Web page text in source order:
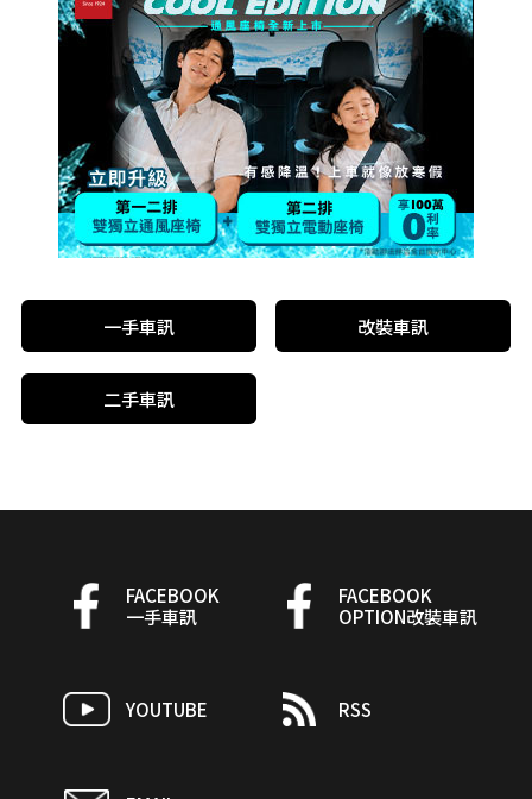
一手車訊 改裝車訊
二手車訊
FACEBOOK
一手車訊
FACEBOOK
OPTION改裝車訊
YOUTUBE RSS